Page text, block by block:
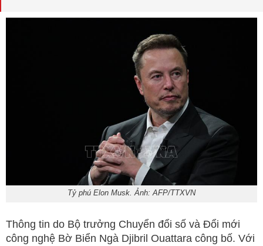
Tỷ phú Elon Musk. Ảnh: AFP/TTXVN
Thông tin do Bộ trưởng Chuyển đổi số và Đổi mới
công nghệ Bờ Biển Ngà Djibril Ouattara công bố. Với